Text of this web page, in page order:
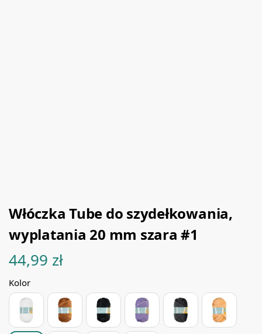
Włóczka Tube do szydełkowania,
wyplatania 20 mm szara #1
44,99 zł
Kolor